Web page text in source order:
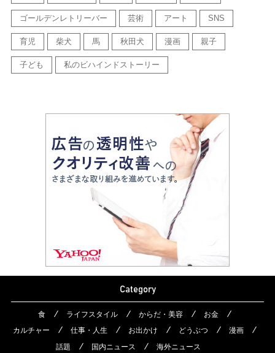
ゴールデンレトリーバー 芸術 アート SNS
育児 柴犬 馬 秋田犬 漫画 親子
子ども 私のビハインドストーリー
Category
食 ライフスタイル からだ・美容
お金
カルチャー
仕事・人生 お出かけ どうぶつ
漫画
話題
国内ニュース 海外ニュース